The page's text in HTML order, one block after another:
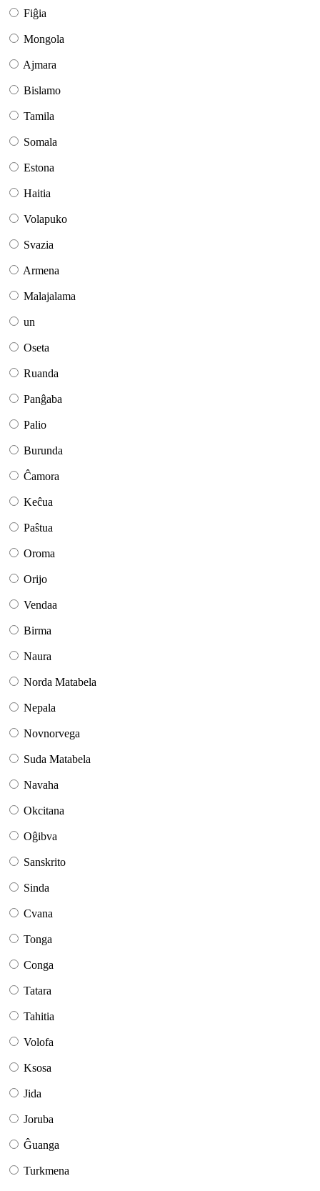
Fiĝia
Mongola
Ajmara
Bislamo
Tamila
Somala
Estona
Haitia
Volapuko
Svazia
Armena
Malajalama
un
Oseta
Ruanda
Panĝaba
Palio
Burunda
Ĉamora
Keĉua
Paŝtua
Oroma
Orijo
Vendaa
Birma
Naura
Norda Matabela
Nepala
Novnorvega
Suda Matabela
Navaha
Okcitana
Oĝibva
Sanskrito
Sinda
Cvana
Tonga
Conga
Tatara
Tahitia
Volofa
Ksosa
Jida
Joruba
Ĝuanga
Turkmena